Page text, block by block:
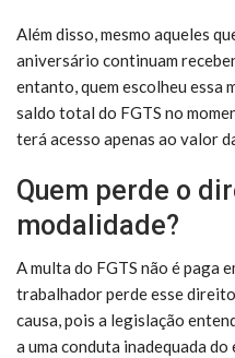
Além disso, mesmo aqueles
aniversário continuam
entanto, quem escolheu essa
saldo total do FGTS no
terá acesso apenas ao valor
Quem perde o
modalidade?
A multa do FGTS não é paga
trabalhador perde esse
causa, pois a legislação
a uma conduta inadequada do